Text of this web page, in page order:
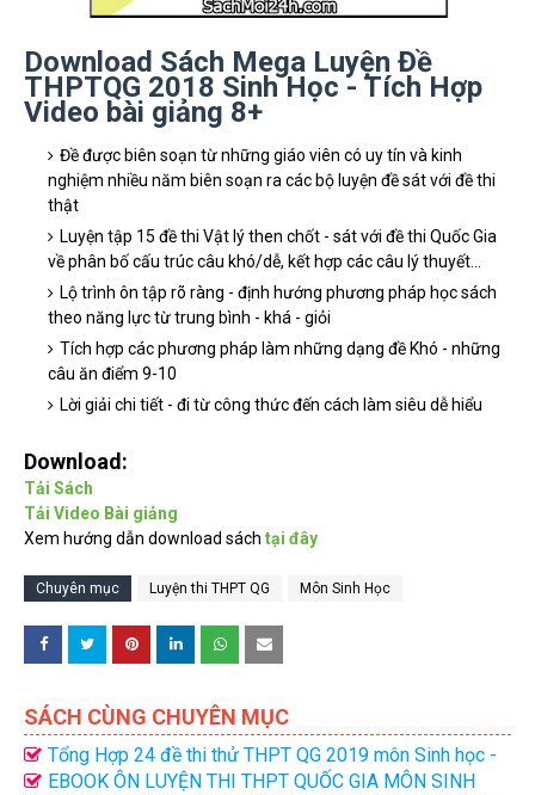
Download Sách Mega Luyện Đề
THPTQG 2018 Sinh Học - Tích Hợp
Video bài giảng 8+
Đề được biên soạn từ những giáo viên có uy tín và kinh
nghiệm nhiều năm biên soạn ra các bộ luyện đề sát với đề thi
thật
Luyện tập 15 đề thi Vật lý then chốt - sát với đề thi Quốc Gia
về phân bố cấu trúc câu khó/dễ, kết hợp các câu lý thuyết...
Lộ trình ôn tập rõ ràng - định hướng phương pháp học sách
theo năng lực từ trung bình - khá - giỏi
Tích hợp các phương pháp làm những dạng đề Khó - những
câu ăn điểm 9-10
Lời giải chi tiết - đi từ công thức đến cách làm siêu dễ hiểu
Download:
Tải Sách
Tải Video Bài giảng
Xem hướng dẫn download sách tại đây
Chuyên mục Luyện thi THPT QG Môn Sinh Học
SÁCH CÙNG CHUYÊN MỤC
Tổng Hợp 24 đề thi thử THPT QG 2019 môn Sinh học -
Có Đáp án chi tiết
EBOOK ÔN LUYỆN THI THPT QUỐC GIA MÔN SINH